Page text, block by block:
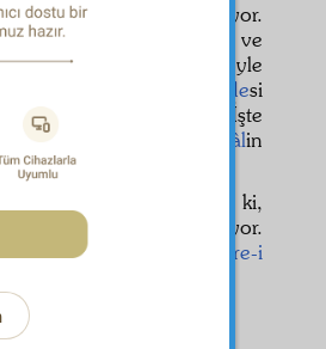
inkılâbât
ı geçiriyor.
azm
ve
etâbidir. Her bir tavrın öyle
harekât-ı muttaridesi
in
lerini gösterir. İşte
o vücud inhilâlin
ister ki,
u mahsus
ediyor.
ki; okâfile-i zerrat
küre-i